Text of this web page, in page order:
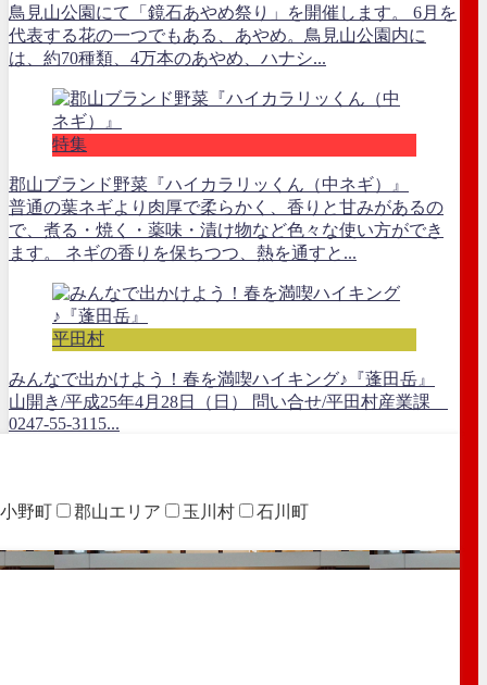
鳥見山公園にて「鏡石あやめ祭り」を開催します。 6月を
代表する花の一つでもある、あやめ。鳥見山公園内に
は、約70種類、4万本のあやめ、ハナシ...
特集
郡山ブランド野菜『ハイカラリッくん（中ネギ）』
普通の葉ネギより肉厚で柔らかく、香りと甘みがあるの
で、煮る・焼く・薬味・漬け物など色々な使い方ができ
ます。 ネギの香りを保ちつつ、熱を通すと...
平田村
みんなで出かけよう！春を満喫ハイキング♪『蓬田岳』
山開き/平成25年4月28日（日） 問い合せ/平田村産業課
0247-55-3115...
小野町 郡山エリア 玉川村 石川町